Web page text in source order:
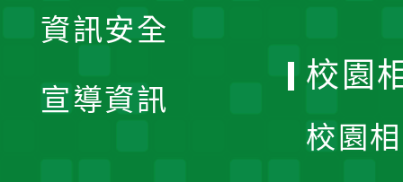
資訊安全
宣導資訊
校園
校園